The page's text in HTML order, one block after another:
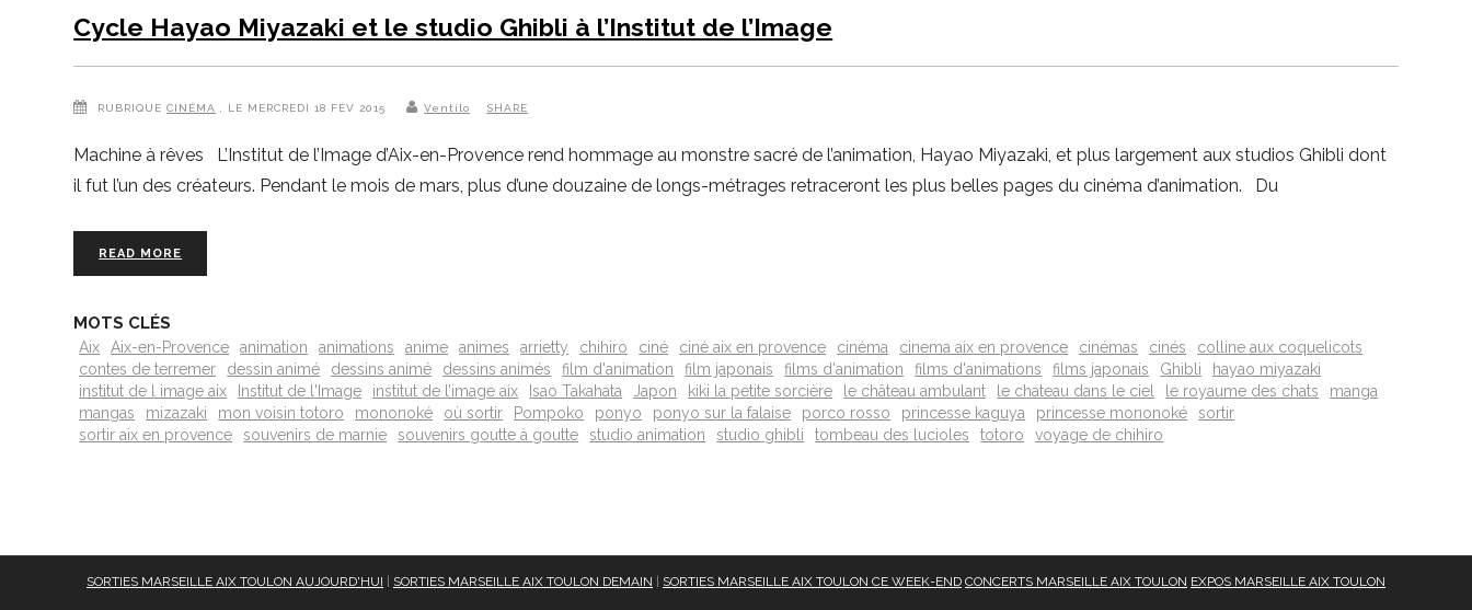
Cycle Hayao Miyazaki et le studio Ghibli à l’Institut de l’Image
RUBRIQUE CINÉMA , LE MERCREDI 18 FÉV 2015 Ventilo SHARE
Machine à rêves L’Institut de l’Image d’Aix-en-Provence rend hommage au monstre sacré de l’animation, Hayao Miyazaki, et plus largement aux studios Ghibli dont
il fut l’un des créateurs. Pendant le mois de mars, plus d’une douzaine de longs-métrages retraceront les plus belles pages du cinéma d’animation. Du
READ MORE
MOTS CLÉS
Aix Aix-en-Provence animation animations anime animes arrietty chihiro ciné ciné aix en provence cinéma cinema aix en provence cinémas cinés
colline aux coquelicots
contes de terremer
dessin animé dessins animé dessins animés film d'animation film japonais films d'animation films d'animations films japonais Ghibli
hayao miyazaki
institut de l image aix
Institut de l'Image institut de l’image aix Isao Takahata Japon kiki la petite sorcière le château ambulant le chateau dans le ciel le royaume des chats
manga
mangas
mizazaki mon voisin totoro mononoké où sortir Pompoko ponyo ponyo sur la falaise porco rosso princesse kaguya princesse mononoké
sortir
sortir aix en provence
souvenirs de marnie souvenirs goutte à goutte studio animation studio ghibli tombeau des lucioles totoro voyage de chihiro
SORTIES MARSEILLE AIX TOULON AUJOURD'HUI SORTIES MARSEILLE AIX TOULON DEMAIN SORTIES MARSEILLE AIX TOULON CE WEEK-END CONCERTS MARSEILLE AIX TOULON EXPOS MARSEILLE AIX TOULON